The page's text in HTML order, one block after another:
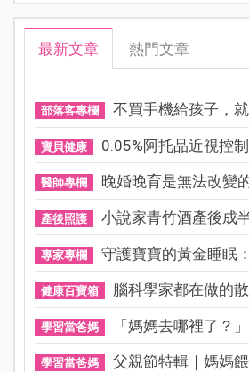
最新文章 熱門文章
部落客專欄 不買手機給孩子，
寶貝健康 0.05%阿托品近視控
醫師專欄 晚婚晚育是無法改變
產後照護 小說家青竹酒產後成
專家專欄 守護寶寶的黃金睡眠
健康百寶箱 腦科學家都在做的
學習當爸媽 「媽媽去哪裡了？
學習當爸媽 父親節特輯｜媽媽